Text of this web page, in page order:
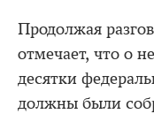
Продолжая
отмечает, что о
десятки
должны были